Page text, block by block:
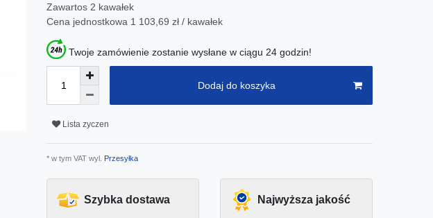
Zawartos 2 kawałek
Cena jednostkowa 1 103,69 zł / kawałek
Twoje zamówienie zostanie wysłane w ciągu 24 godzin!
Dodaj do koszyka
Lista zyczen
* w tym VAT wyl. Przesyłka
Szybka dostawa Najwyższa jakość